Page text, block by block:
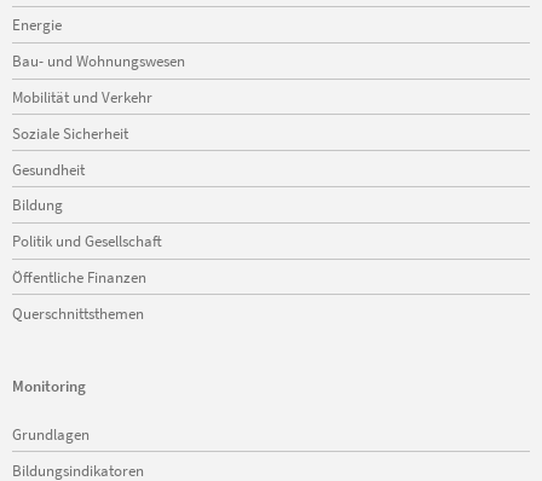
Energie
Bau- und Wohnungswesen
Mobilität und Verkehr
Soziale Sicherheit
Gesundheit
Bildung
Politik und Gesellschaft
Öffentliche Finanzen
Querschnittsthemen
Monitoring
Navigation
überspringen
Grundlagen
Bildungsindikatoren